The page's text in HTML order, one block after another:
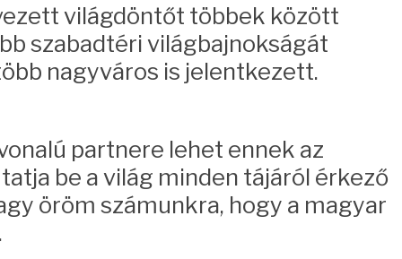
világdöntőt többek között
szabadtéri világbajnokságát
nagyváros is jelentkezett.
partnere lehet ennek az
be a világ minden tájáról érkező
öröm számunkra, hogy a magyar